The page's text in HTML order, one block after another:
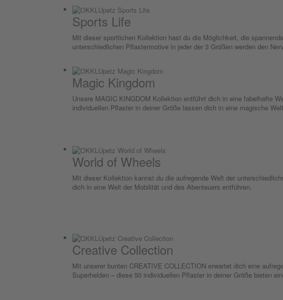
Sports Life
Mit dieser sportlichen Kollektion hast du die Möglichkeit, die
unterschiedlichen Pflastermotive in jeder der 3 Größen werden den
Magic Kingdom
Unsere MAGIC KINGDOM Kollektion entführt dich in eine fabelhafte
individuellen Pflaster in deiner Größe lassen dich in eine magische
World of Wheels
Mit dieser Kollektion kannst du die aufregende Welt der
dich in eine Welt der Mobilität und des Abenteuers entführen.
Creative Collection
Mit unserer bunten CREATIVE COLLECTION erwartet dich eine
Superhelden – diese 50 individuellen Pflaster in deiner Größe bieten